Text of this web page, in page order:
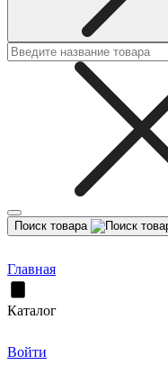
Поиск товара
Главная
Каталог
Войти